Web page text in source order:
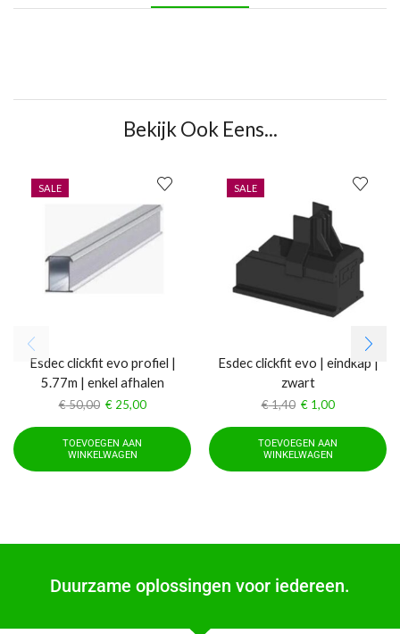
Bekijk Ook Eens...
SALE
Esdec clickfit evo profiel |
5.77m | enkel afhalen
€50,00 €25,00
TOEVOEGEN AAN
WINKELWAGEN
SALE
Esdec clickfit evo | eindkap |
zwart
€1,40 €1,00
TOEVOEGEN AAN
WINKELWAGEN
Duurzame oplossingen voor iedereen.